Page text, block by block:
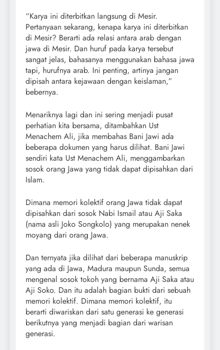
“Karya ini diterbitkan langsung di Mesir.
Pertanyaan sekarang, kenapa karya ini diterbitkan
di Mesir? Berarti ada relasi antara arab dengan
jawa di Mesir. Dan huruf pada karya tersebut
sangat jelas, bahasanya menggunakan bahasa jawa
tapi, hurufnya arab. Ini penting, artinya jangan
dipisah antara kejawaan dengan keislaman,”
bebernya.
Menariknya lagi dan ini sering menjadi pusat
perhatian kita bersama, ditambahkan Ust
Menachem Ali, jika membahas Bani Jawi ada
beberapa dokumen yang harus dilihat. Bani Jawi
sendiri kata Ust Menachem Ali, menggambarkan
sosok orang Jawa yang tidak dapat dipisahkan dari
Islam.
Dimana memori kolektif orang Jawa tidak dapat
dipisahkan dari sosok Nabi Ismail atau Aji Saka
(nama asli Joko Songkolo) yang merupakan nenek
moyang dari orang Jawa.
Dan ternyata jika dilihat dari beberapa manuskrip
yang ada di Jawa, Madura maupun Sunda, semua
mengenal sosok tokoh yang bernama Aji Saka atau
Aji Soko. Dan itu adalah bagian bukti dari sebuah
memori kolektif. Dimana memori kolektif, itu
berarti diwariskan dari satu generasi ke generasi
berikutnya yang menjadi bagian dari warisan
generasi.